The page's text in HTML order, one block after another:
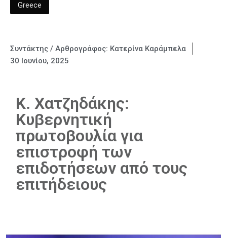
Greece
Συντάκτης / Αρθρογράφος: Κατερίνα Καράμπελα
30 Ιουνίου, 2025
Κ. Χατζηδάκης:
Κυβερνητική
πρωτοβουλία για
επιστροφή των
επιδοτήσεων από τους
επιτήδειους